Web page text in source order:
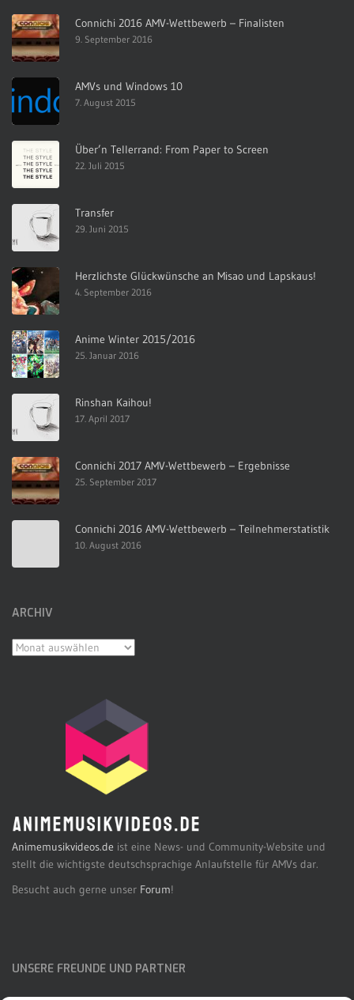
Connichi 2016 AMV-Wettbewerb – Finalisten
9. September 2016
AMVs und Windows 10
7. August 2015
Über’n Tellerrand: From Paper to Screen
22. Juli 2015
Transfer
29. Juni 2015
Herzlichste Glückwünsche an Misao und Lapskaus!
4. September 2016
Anime Winter 2015/2016
25. Januar 2016
Rinshan Kaihou!
17. April 2017
Connichi 2017 AMV-Wettbewerb – Ergebnisse
25. September 2017
Connichi 2016 AMV-Wettbewerb – Teilnehmerstatistik
10. August 2016
ARCHIV
Archiv
Animemusikvideos.de ist eine News- und Community-Website und
stellt die wichtigste deutschsprachige Anlaufstelle für AMVs dar.
Besucht auch gerne unser Forum!
UNSERE FREUNDE UND PARTNER